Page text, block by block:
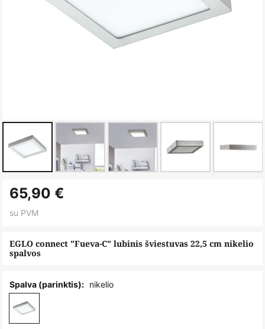
to
the
of
the
gallery
EGLO connect "Fueva-C" lubinis šviestuvas 22,5 cm nikelio
spalvos
65,90 €
su PVM
Spalva (parinktis): nikelio